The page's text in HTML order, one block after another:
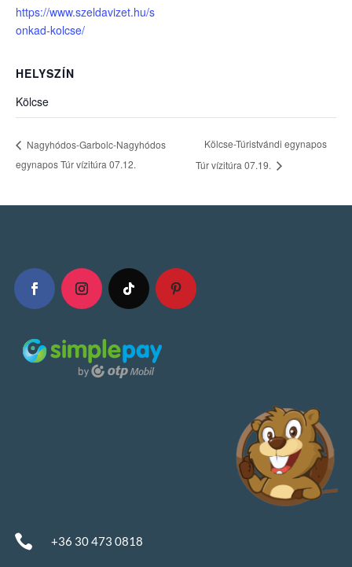
https://www.szeldavizet.hu/s
onkad-kolcse/
HELYSZÍN
Kölcse
Nagyhódos-Garbolc-Nagyhódos
egynapos Túr vízitúra 07.12.
Kölcse-Túristvándi egynapos
Túr vízitúra 07.19.
 +36 30 473 0818